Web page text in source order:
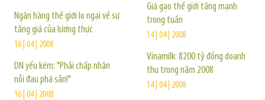
Ngân hàng thế giới lo ngại về sự
tăng giá của lương thực
16 | 04 | 2008
DN yếu kém: "Phải chấp nhận
nỗi đau phá sản!"
16 | 04 | 2008
Giá gạo thế giới tăng mạnh
trong tuần
14 | 04 | 2008
Vinamilk: 8200 tỷ đồng doanh
thu trong năm 2008
14 | 04 | 2008